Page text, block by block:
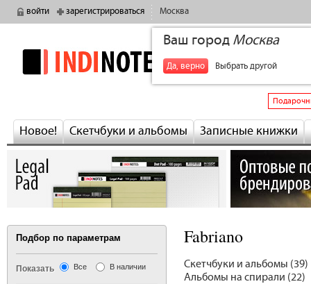
войти зарегистрироваться Москва
Ваш город Москва
Да, верно Выбрать другой
indinotes
Новое! Скетчбуки и альбомы Записные книжки
Fabriano
Скетчбуки и альбомы (39)
Альбомы на спирали (22)
Подбор по параметрам
Показать Все В наличии